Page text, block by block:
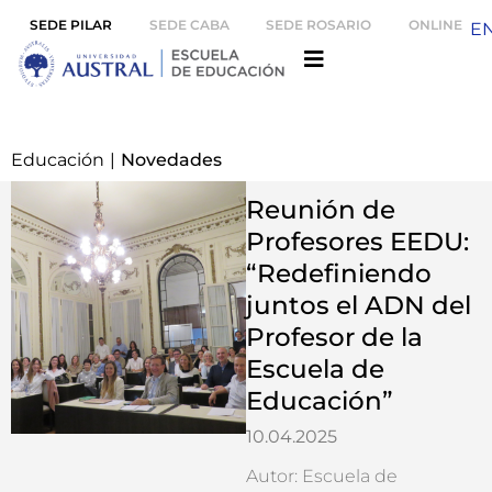
SEDE PILAR SEDE CABA SEDE ROSARIO ONLINE
Educación | Novedades
Reunión de
Profesores EEDU:
“Redefiniendo
juntos el ADN del
Profesor de la
Escuela de
Educación”
10.04.2025
Autor: Escuela de